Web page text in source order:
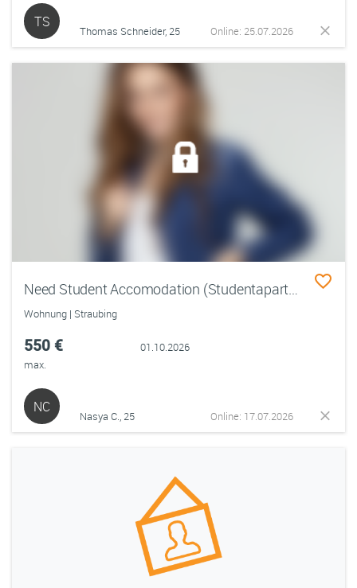
TS
Thomas Schneider, 25 Online: 25.07.2026
Need Student Accomodation (Studentapartment prefered)
Wohnung | Straubing
550 €
max.
01.10.2026
NC
Nasya C., 25 Online: 17.07.2026